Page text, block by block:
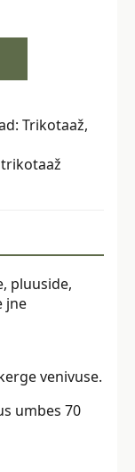
Trikotaaž,
trikotaaž
pluuside,
jne
venivuse.
umbes 70